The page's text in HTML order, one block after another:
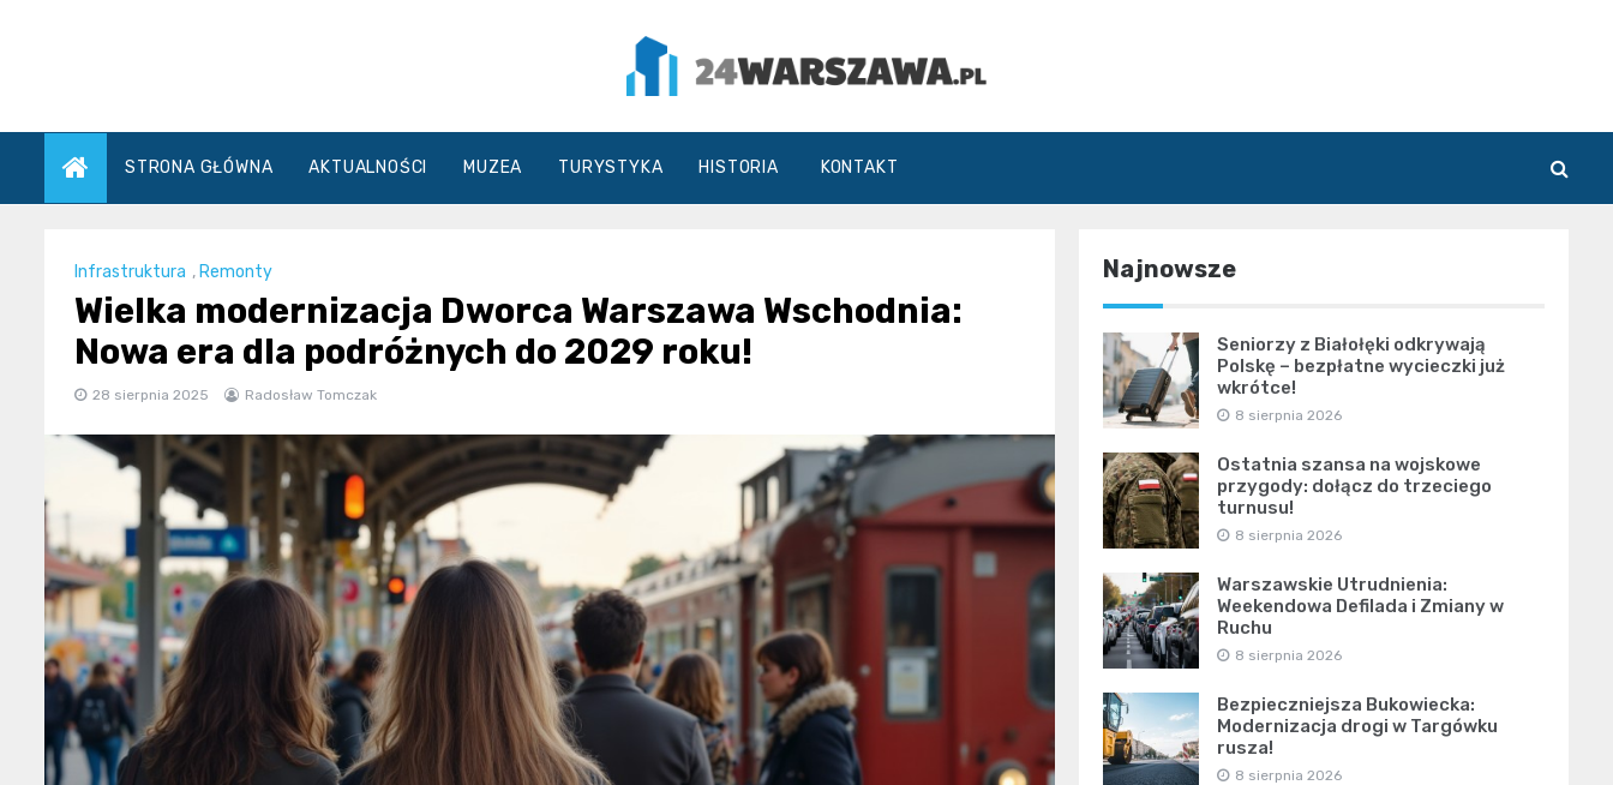
24Warszawa.pl
STRONA GŁÓWNA AKTUALNOŚCI MUZEA TURYSTYKA HISTORIA KONTAKT
Infrastruktura , Remonty
Wielka modernizacja Dworca Warszawa Wschodnia:
Nowa era dla podróżnych do 2029 roku!
28 sierpnia 2025 Radosław Tomczak
Najnowsze
Seniorzy z Białołęki odkrywają
Polskę – bezpłatne wycieczki już
wkrótce!
8 sierpnia 2026
Ostatnia szansa na wojskowe
przygody: dołącz do trzeciego
turnusu!
8 sierpnia 2026
Warszawskie Utrudnienia:
Weekendowa Defilada i Zmiany w
Ruchu
8 sierpnia 2026
Bezpieczniejsza Bukowiecka:
Modernizacja drogi w Targówku
rusza!
8 sierpnia 2026